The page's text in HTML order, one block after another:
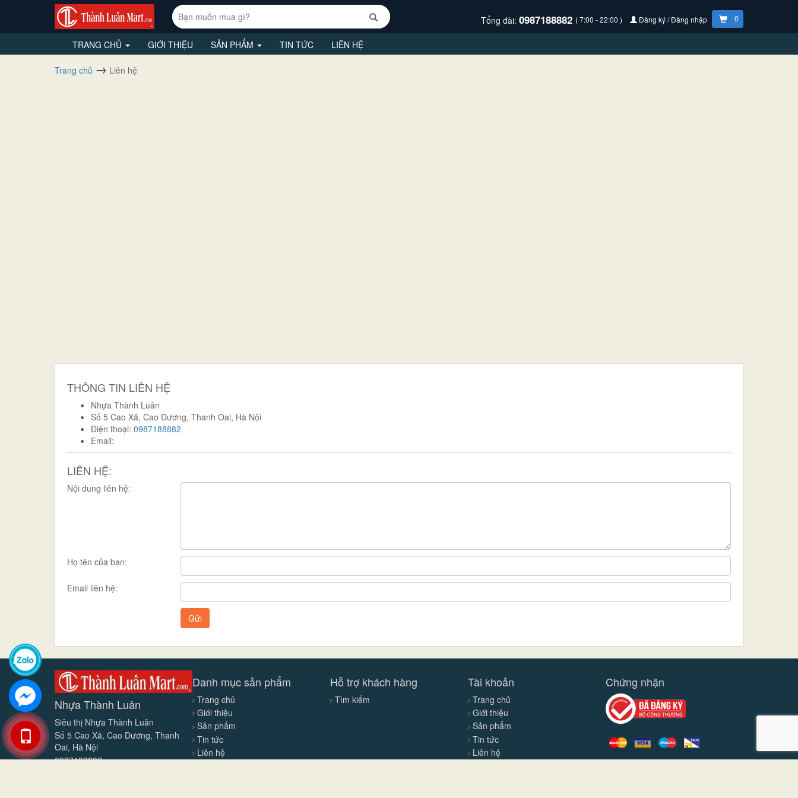
Tổng đài: 0987188882 ( 7:00 - 22:00 ) Đăng ký / Đăng nhập 0
TRANG CHỦ GIỚI THIỆU SẢN PHẨM TIN TỨC LIÊN HỆ
Trang chủ Liên hệ
THÔNG TIN LIÊN HỆ
Nhựa Thành Luân
Số 5 Cao Xã, Cao Dương, Thanh Oai, Hà Nội
Điện thoại: 0987188882
Email:
LIÊN HỆ:
Nội dung liên hệ:
Họ tên của bạn:
Email liên hệ:
Gửi
Nhựa Thành Luân
Siêu thị Nhựa Thành Luân
Số 5 Cao Xã, Cao Dương, Thanh
Oai, Hà Nội
0987188882
Danh mục sản phẩm
Trang chủ
Giới thiệu
Sản phẩm
Tin tức
Liên hệ
Hỗ trợ khách hàng
Tìm kiếm
Tài khoản
Trang chủ
Giới thiệu
Sản phẩm
Tin tức
Liên hệ
Chứng nhận